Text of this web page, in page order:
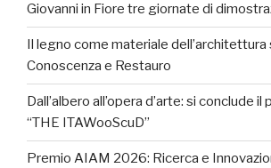
Giovanni in Fiore tre giornate di
Il legno come materiale dell’architettura
Conoscenza e Restauro
Dall’albero all’opera d’arte: si conclude
“THE ITAWooScuD”
Premio AIAM 2026: Ricerca e